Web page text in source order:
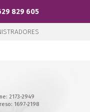
829 605
2173-2949
1697-2198